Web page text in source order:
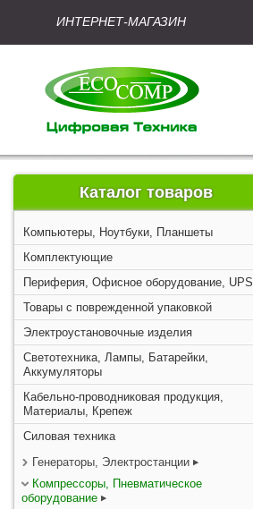
ИНТЕРНЕТ-МАГАЗИН
Каталог товаров
Компьютеры, Ноутбуки, Планшеты
Комплектующие
Периферия, Офисное оборудование, UPS
Товары с поврежденной упаковкой
Электроустановочные изделия
Светотехника, Лампы, Батарейки,
Аккумуляторы
Кабельно-проводниковая продукция,
Материалы, Крепеж
Силовая техника
Генераторы, Электростанции
Компрессоры, Пневматическое
оборудование